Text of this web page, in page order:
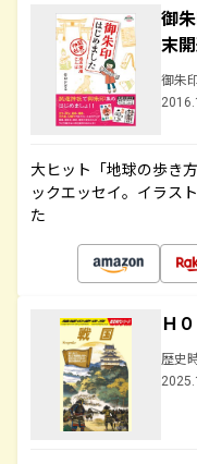
御
末
御朱
大ヒット「地球の歩き
ックエッセイ。イラス
た
Ｈ
歴史